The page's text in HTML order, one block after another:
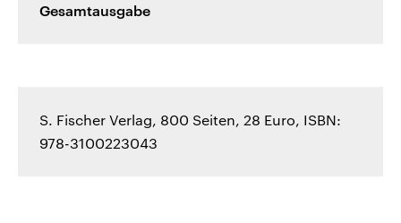
Gesamtausgabe
S. Fischer Verlag, 800 Seiten, 28 Euro, ISBN:
978-3100223043